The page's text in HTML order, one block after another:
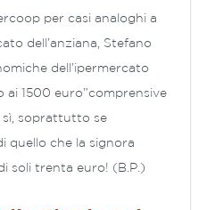
per casi analoghi a
dell’anziana, Stefano
dell’ipermercato
ai 1500 euro”comprensive
sì, soprattutto se
quello che la signora
soli trenta euro! (B.P.)